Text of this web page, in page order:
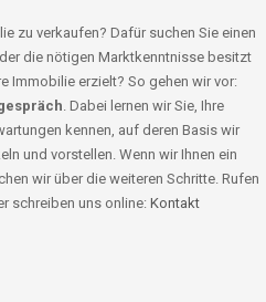
zu verkaufen? Dafür suchen Sie einen
die nötigen Marktkenntnisse besitzt
Immobilie erzielt? So gehen wir vor:
. Dabei lernen wir Sie, Ihre
kennen, auf deren Basis wir
und vorstellen. Wenn wir Ihnen ein
wir über die weiteren Schritte. Rufen
schreiben uns online: Kontakt